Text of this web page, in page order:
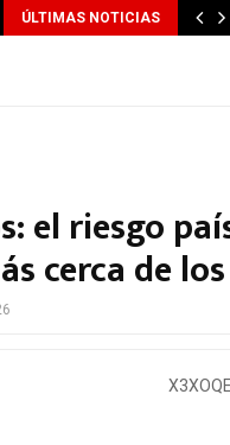
ÚLTIMAS NOTICIAS
el riesgo
cerca de